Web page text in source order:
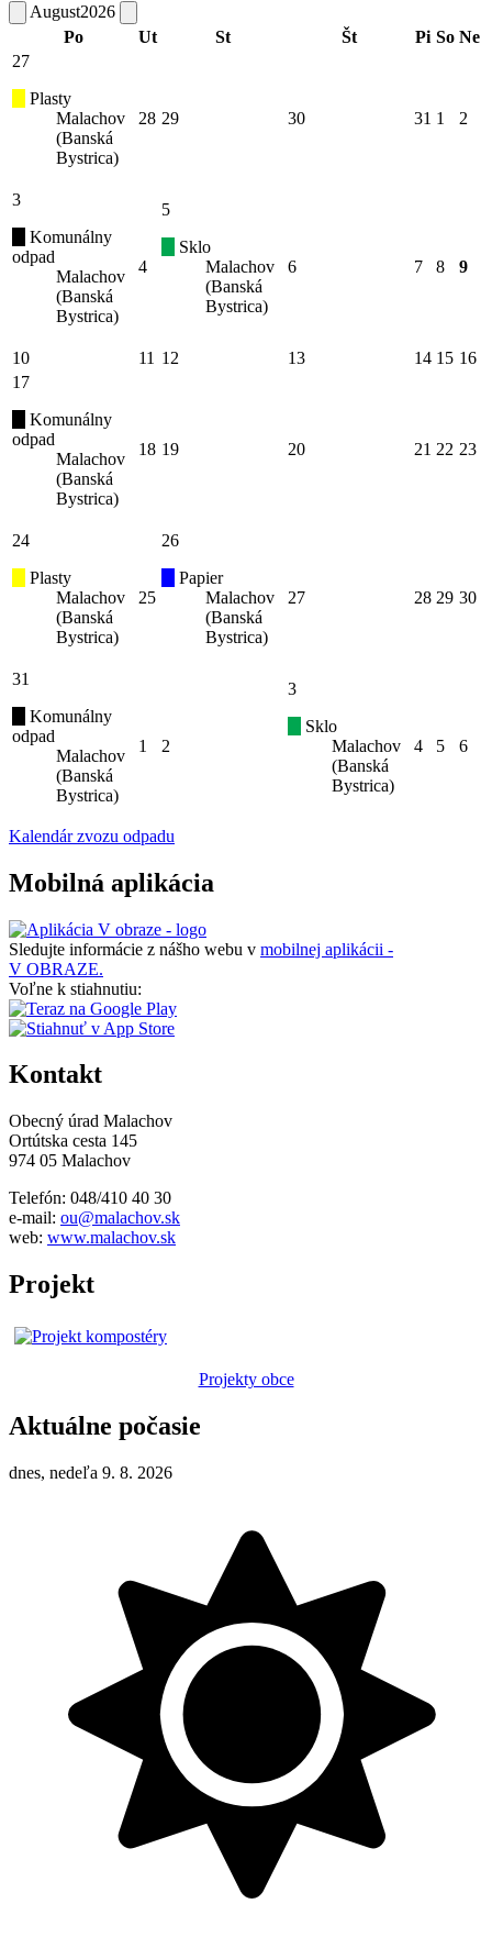
August2026
Po
Ut St Št Pi So Ne
27
Plasty
Malachov
(Banská
Bystrica)
28 29 30 31 1 2
3
Komunálny
odpad
Malachov
(Banská
Bystrica)
4
5
Sklo
Malachov
(Banská
Bystrica)
6 7 8 9
10 11 12 13 14 15 16
17
Komunálny
odpad
Malachov
(Banská
Bystrica)
18 19 20 21 22 23
24
Plasty
Malachov
(Banská
Bystrica)
25
26
Papier
Malachov
(Banská
Bystrica)
27 28 29 30
31
Komunálny
odpad
Malachov
(Banská
Bystrica)
1 2
3
Sklo
Malachov
(Banská
Bystrica)
4 5 6
Kalendár zvozu odpadu
Mobilná aplikácia
Sledujte informácie z nášho webu v mobilnej aplikácii -
V OBRAZE.
Voľne k stiahnutiu:
Kontakt
Obecný úrad Malachov
Ortútska cesta 145
974 05 Malachov
Telefón: 048/410 40 30
e-mail: ou@malachov.sk
web: www.malachov.sk
Projekt
Projekty obce
Aktuálne počasie
dnes, nedeľa 9. 8. 2026